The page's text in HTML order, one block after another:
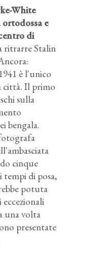
White
e
di
ritrarre Stalin
è l'unico
città. Il primo
sulla
bengala.
cinque
tempi di posa,
potuta
eccezionali
una volta
presentate